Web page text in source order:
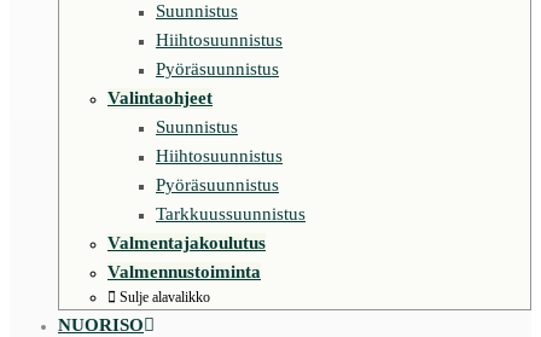
Suunnistus
Hiihtosuunnistus
Pyöräsuunnistus
Valintaohjeet
Suunnistus
Hiihtosuunnistus
Pyöräsuunnistus
Tarkkuussuunnistus
Valmentajakoulutus
Valmennustoiminta
Sulje alavalikko
NUORISO